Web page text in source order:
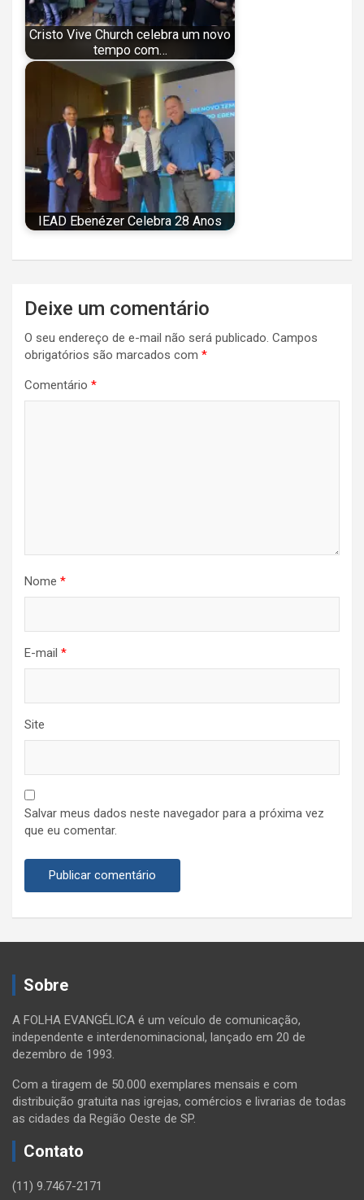
Cristo Vive Church celebra um novo
tempo com…
IEAD Ebenézer Celebra 28 Anos
Navegação
de
Post
Deixe um comentário
O seu endereço de e-mail não será publicado. Campos
obrigatórios são marcados com *
Comentário *
Nome *
E-mail *
Site
Salvar meus dados neste navegador para a próxima vez
que eu comentar.
Sobre
A FOLHA EVANGÉLICA é um veículo de comunicação,
independente e interdenominacional, lançado em 20 de
dezembro de 1993.
Com a tiragem de 50.000 exemplares mensais e com
distribuição gratuita nas igrejas, comércios e livrarias de todas
as cidades da Região Oeste de SP.
Contato
(11) 9.7467-2171